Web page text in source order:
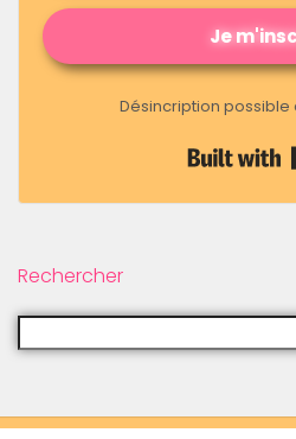
Je
Désincription possible
Rechercher